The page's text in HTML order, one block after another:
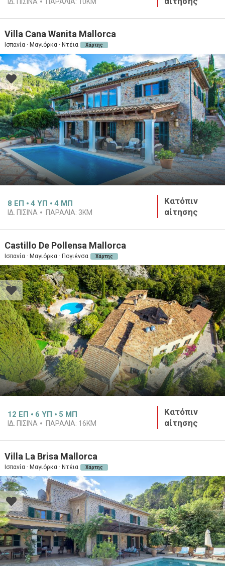
Villa Cana Wanita Mallorca
Ισπανία · Μαγιόρκα · Ντέια Χάρτης
8 ΕΠ 4 ΥΠ 4 ΜΠ
ΙΔ. ΠΙΣΊΝΑ ΠΑΡΑΛΊΑ: 3KM
Κατόπιν
αίτησης
Castillo De Pollensa Mallorca
Ισπανία · Μαγιόρκα · Πογιένσα Χάρτης
12 ΕΠ 6 ΥΠ 5 ΜΠ
ΙΔ. ΠΙΣΊΝΑ ΠΑΡΑΛΊΑ: 16KM
Κατόπιν
αίτησης
Villa La Brisa Mallorca
Ισπανία · Μαγιόρκα · Ντέια Χάρτης